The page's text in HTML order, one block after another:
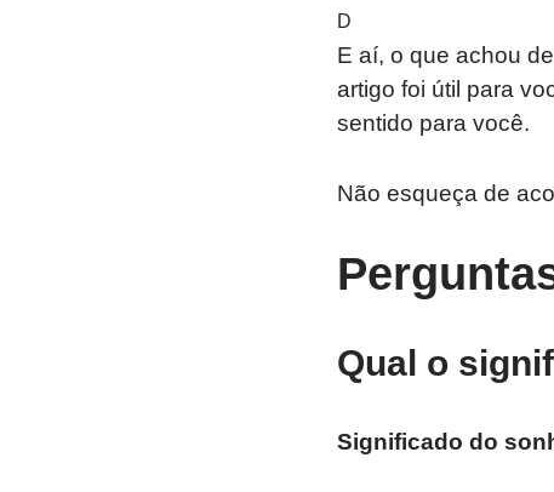
D
E aí, o que achou
artigo foi útil para
sentido para você.
Não esqueça de
Qual o
Significado do